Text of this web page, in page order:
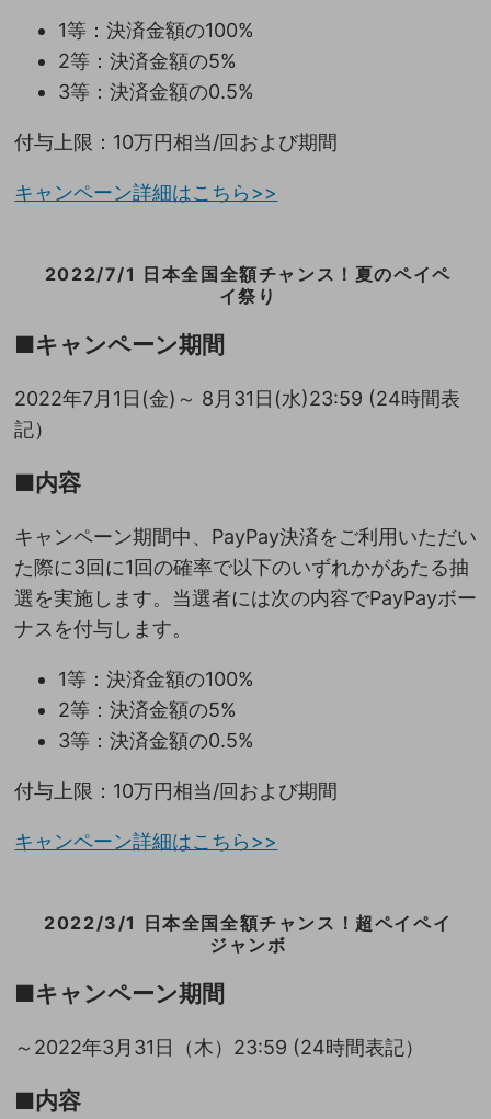
1等：決済金額の100%
2等：決済金額の5%
3等：決済金額の0.5%
付与上限：10万円相当/回および期間
キャンペーン詳細はこちら>>
2022/7/1 日本全国全額チャンス！夏のペイペ
イ祭り
■キャンペーン期間
2022年7月1日(金)～ 8月31日(水)23:59 (24時間表
記）
■内容
キャンペーン期間中、PayPay決済をご利用いただい
た際に3回に1回の確率で以下のいずれかがあたる抽
選を実施します。当選者には次の内容でPayPayボー
ナスを付与します。
1等：決済金額の100%
2等：決済金額の5%
3等：決済金額の0.5%
付与上限：10万円相当/回および期間
キャンペーン詳細はこちら>>
2022/3/1 日本全国全額チャンス！超ペイペイ
ジャンボ
■キャンペーン期間
～2022年3月31日（木）23:59 (24時間表記）
■内容